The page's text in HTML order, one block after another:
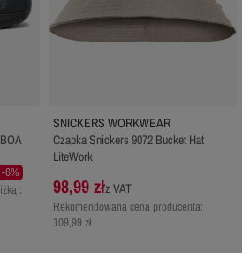
-6%
:
SNICKERS WORKWEAR
Czapka Snickers 9072 Bucket Hat
LiteWork
98,99 złz VAT
Rekomendowana cena producenta:
109,99 zł